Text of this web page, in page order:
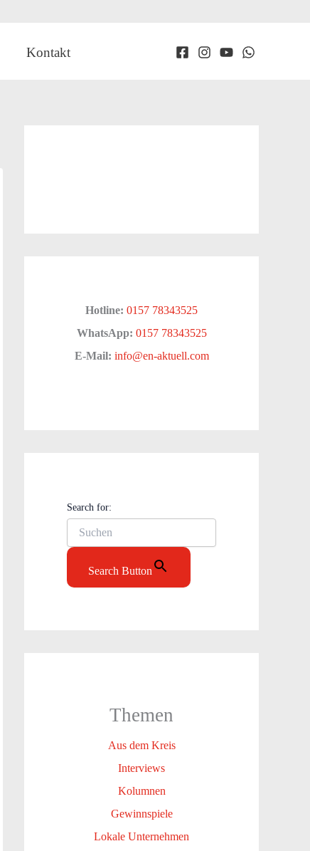
Kontakt
Hotline: 0157 78343525
WhatsApp: 0157 78343525
E-Mail: info@en-aktuell.com
Search for:
Search Button
Themen
Aus dem Kreis
Interviews
Kolumnen
Gewinnspiele
Lokale Unternehmen